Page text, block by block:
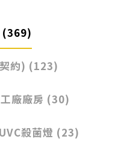
(369)
約) (123)
工廠廠房 (30)
UVC殺菌燈 (23)